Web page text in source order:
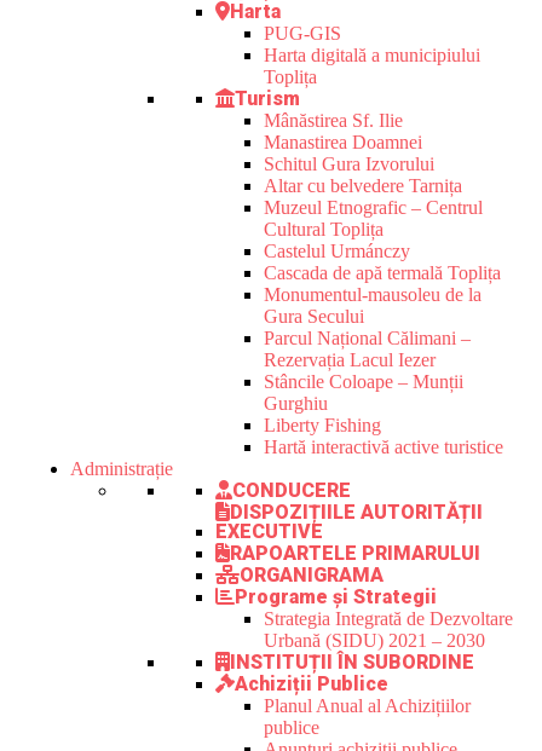
Harta
PUG-GIS
Harta digitală a municipiului
Toplița
Turism
Mânăstirea Sf. Ilie
Manastirea Doamnei
Schitul Gura Izvorului
Altar cu belvedere Tarnița
Muzeul Etnografic – Centrul
Cultural Toplița
Castelul Urmánczy
Cascada de apă termală Toplița
Monumentul-mausoleu de la
Gura Secului
Parcul Național Călimani –
Rezervația Lacul Iezer
Stâncile Coloape – Munții
Gurghiu
Liberty Fishing
Hartă interactivă active turistice
Administrație
CONDUCERE
DISPOZIȚIILE AUTORITĂȚII
EXECUTIVE
RAPOARTELE PRIMARULUI
ORGANIGRAMA
Programe și Strategii
Strategia Integrată de Dezvoltare
Urbană (SIDU) 2021 – 2030
INSTITUȚII ÎN SUBORDINE
Achiziții Publice
Planul Anual al Achizițiilor
publice